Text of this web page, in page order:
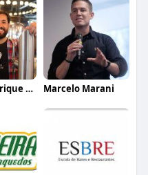
Carlos Henrique de Faria Vasconcelos Marcelo Marani